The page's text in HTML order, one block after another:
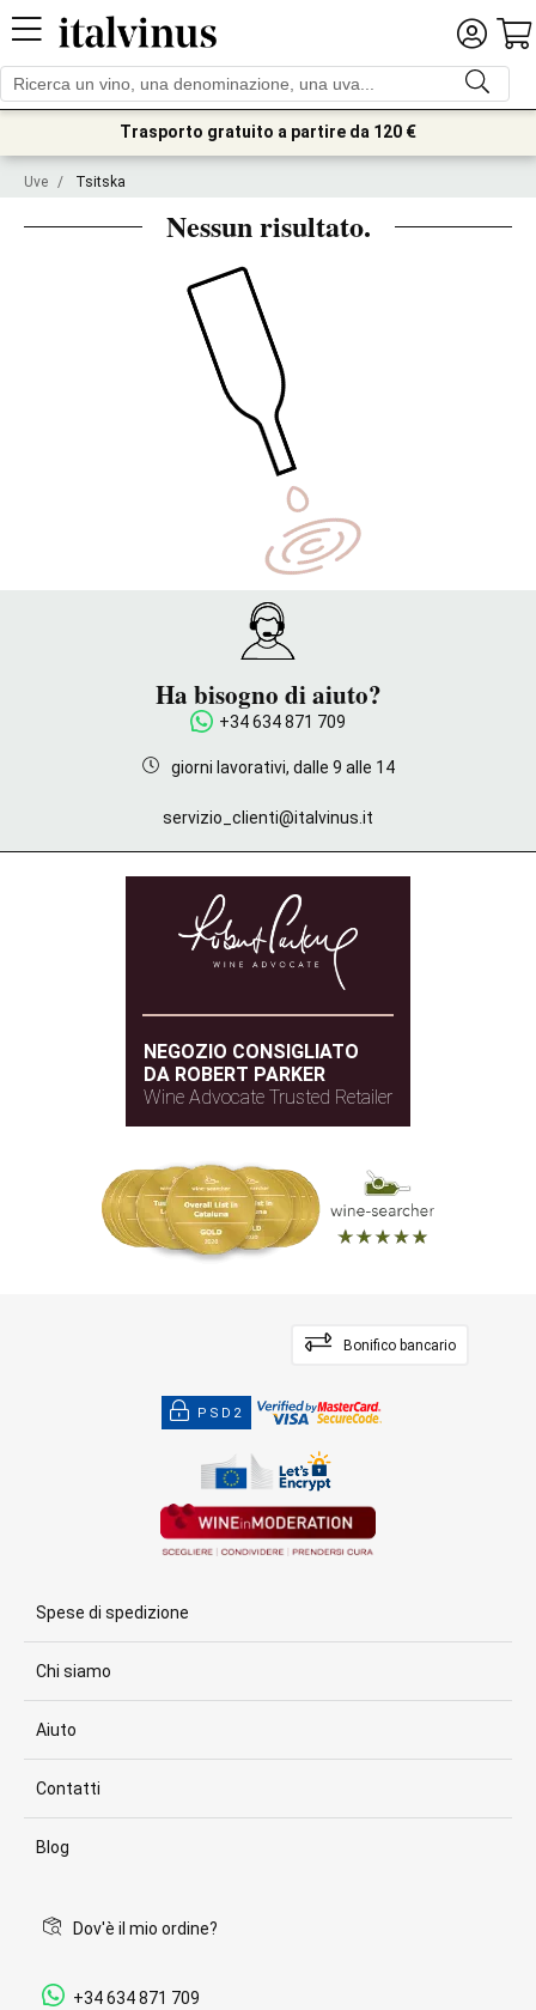
Trasporto gratuito a partire da 120 €
Uve / Tsitska
Nessun risultato.
Ha bisogno di aiuto?
+34 634 871 709
giorni lavorativi, dalle 9 alle 14
servizio_clienti@italvinus.it
NEGOZIO CONSIGLIATO
DA ROBERT PARKER
Wine Advocate Trusted Retailer
Bonifico bancario
PSD2
Spese di spedizione
Chi siamo
Aiuto
Contatti
Blog
Dov'è il mio ordine?
+34 634 871 709